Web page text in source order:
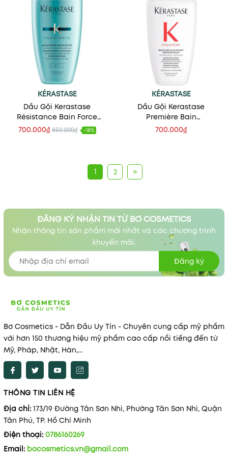
KÉRASTASE
Dầu Gội Kerastase
Résistance Bain Force
Architecte - Phục Hồi Tóc
700.000₫ 850.000₫ -18%
KÉRASTASE
Dầu Gội Kerastase
Première Bain
Décalcifiant Réparateur -
700.000₫
1 2 »
ĐĂNG KÝ NHẬN TIN TỪ BƠ COSMETICS
Nhận thông tin sản phẩm mới nhất và các chương trình
khuyến mãi.
Đăng ký
Bơ Cosmetics - Dẫn Đầu Uy Tín - Chuyên cung cấp mỹ phẩm
với hơn 150 thương hiệu mỹ phẩm cao cấp nổi tiếng đến từ
Mỹ, Pháp, Nhật, Hàn,...
THÔNG TIN LIÊN HỆ
Địa chỉ: 173/19 Đường Tân Sơn Nhì, Phường Tân Sơn Nhì, Quận
Tân Phú, TP. Hồ Chí Minh
Điện thoại: 0786160269
Email: bocosmetics.vn@gmail.com